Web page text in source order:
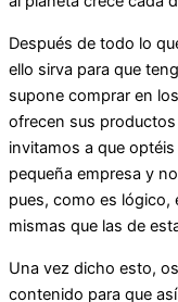
Después de todo lo
ello sirva para que
supone comprar en
ofrecen sus
invitamos a que
pequeña empresa y
pues, como es lógico,
mismas que las de
Una vez dicho esto,
contenido para que